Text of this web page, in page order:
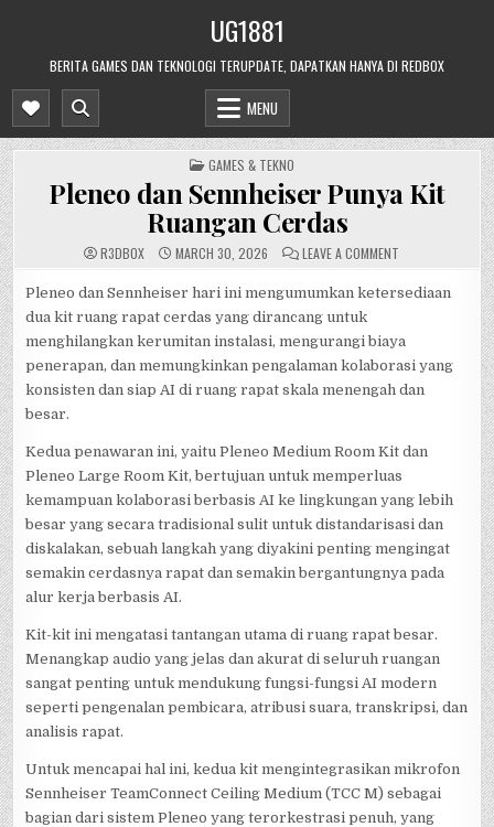
UG1881
BERITA GAMES DAN TEKNOLOGI TERUPDATE, DAPATKAN HANYA DI REDBOX
MENU
POSTED
IN
GAMES & TEKNO
Pleneo dan Sennheiser Punya Kit
Ruangan Cerdas
R3DB0X MARCH 30, 2026 LEAVE A COMMENT
SENNHEISER
CERDAS
Pleneo dan Sennheiser hari ini mengumumkan ketersediaan
dua kit ruang rapat cerdas yang dirancang untuk
menghilangkan kerumitan instalasi, mengurangi biaya
penerapan, dan memungkinkan pengalaman kolaborasi yang
konsisten dan siap AI di ruang rapat skala menengah dan
besar.
Kedua penawaran ini, yaitu Pleneo Medium Room Kit dan
Pleneo Large Room Kit, bertujuan untuk memperluas
kemampuan kolaborasi berbasis AI ke lingkungan yang lebih
besar yang secara tradisional sulit untuk distandarisasi dan
diskalakan, sebuah langkah yang diyakini penting mengingat
semakin cerdasnya rapat dan semakin bergantungnya pada
alur kerja berbasis AI.
Kit-kit ini mengatasi tantangan utama di ruang rapat besar.
Menangkap audio yang jelas dan akurat di seluruh ruangan
sangat penting untuk mendukung fungsi-fungsi AI modern
seperti pengenalan pembicara, atribusi suara, transkripsi, dan
analisis rapat.
Untuk mencapai hal ini, kedua kit mengintegrasikan mikrofon
Sennheiser TeamConnect Ceiling Medium (TCC M) sebagai
bagian dari sistem Pleneo yang terorkestrasi penuh, yang